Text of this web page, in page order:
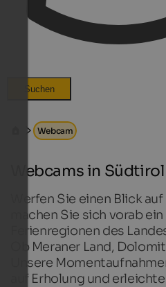
Suchen
Webcam
Webcams in Südtirol
Werfen Sie einen Blick
machen Sie sich vorab
Ferienregionen des
Ob Meraner Land,
Unsere
auf Erholung und